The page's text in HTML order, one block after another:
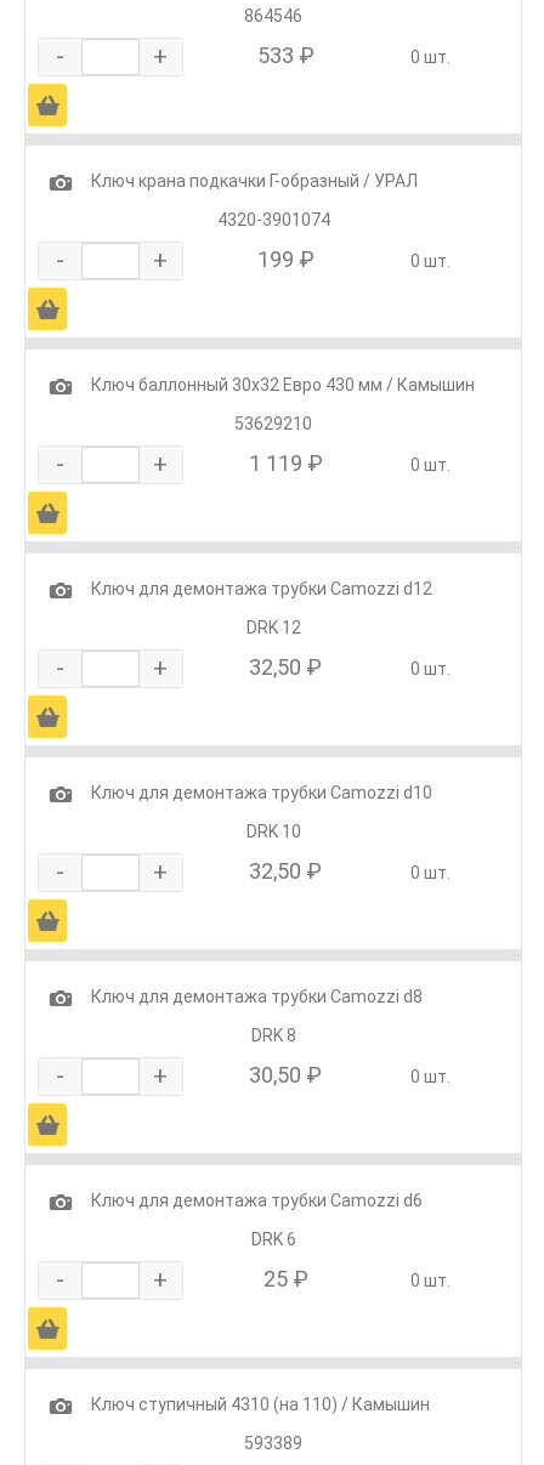
864546
- + 533 ₽ 0 шт.
Ä
1
Ключ крана подкачки Г-образный / УРАЛ
4320-3901074
- + 199 ₽ 0 шт.
Ä
1
Ключ баллонный 30х32 Евро 430 мм / Камышин
53629210
- + 1 119 ₽ 0 шт.
Ä
1
Ключ для демонтажа трубки Camozzi d12
DRK 12
- + 32,50 ₽ 0 шт.
Ä
1
Ключ для демонтажа трубки Camozzi d10
DRK 10
- + 32,50 ₽ 0 шт.
Ä
1
Ключ для демонтажа трубки Camozzi d8
DRK 8
- + 30,50 ₽ 0 шт.
Ä
1
Ключ для демонтажа трубки Camozzi d6
DRK 6
- + 25 ₽ 0 шт.
Ä
1
Ключ ступичный 4310 (на 110) / Камышин
593389